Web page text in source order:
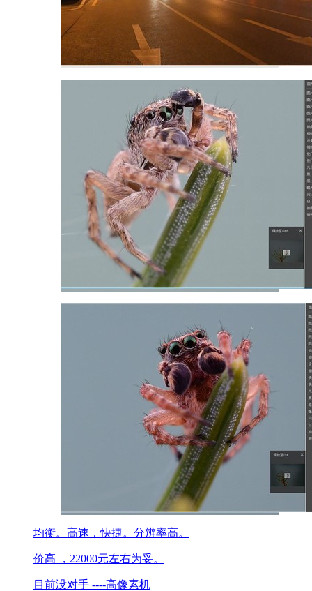
均衡。高速，快捷。分辨率高。
价高 ，22000元左右为妥。
目前没对手 ----高像素机